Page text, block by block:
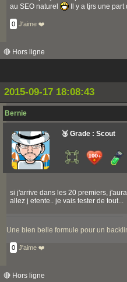
au SEO naturel
Il y a tjrs une
0 J'aime ❤️
🔴 Hors ligne
2015-09-17 18:08:43
Bernie
🥉 Grade : Scout
si j'arrive dans les 20 premiers,
allez j etente.. je vais tester de tout...
Une bien belle formule pour un
0 J'aime ❤️
🔴 Hors ligne